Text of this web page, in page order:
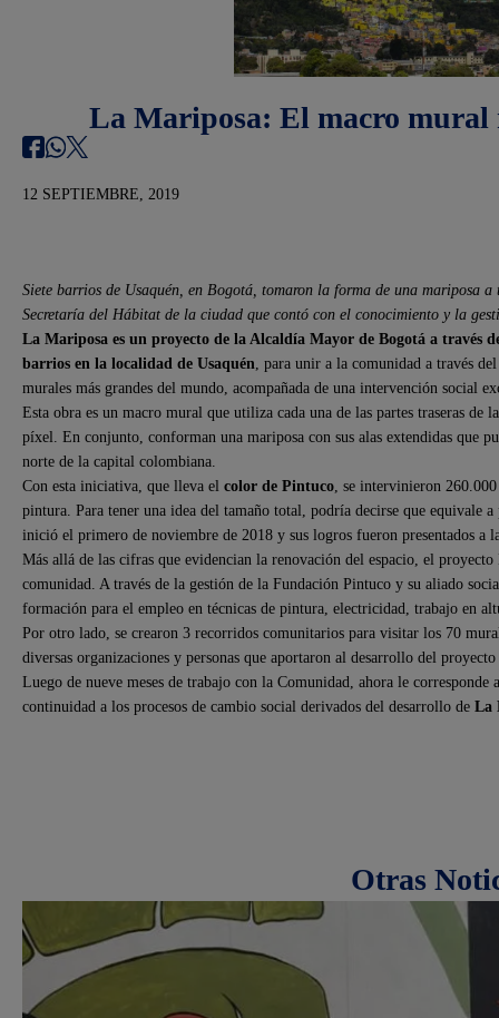
La Mariposa: El macro mural
12 SEPTIEMBRE, 2019
Siete barrios de Usaquén, en Bogotá, tomaron la forma de una mariposa
Secretaría del Hábitat de la ciudad que contó con el conocimiento y la
La Mariposa es un proyecto de la Alcaldía Mayor de Bogotá a través
barrios en la localidad de Usaquén , para unir a la comunidad a través
murales más grandes del mundo, acompañada de una intervención social
Esta obra es un macro mural que utiliza cada una de las partes traseras
píxel. En conjunto, conforman una mariposa con sus alas extendidas que
norte de la capital colombiana.
Con esta iniciativa, que lleva el color de Pintuco , se intervinieron
pintura. Para tener una idea del tamaño total, podría decirse que equivale
inició el primero de noviembre de 2018 y sus logros fueron presentados a
Más allá de las cifras que evidencian la renovación del espacio, el
comunidad. A través de la gestión de la Fundación Pintuco y su aliado
formación para el empleo en técnicas de pintura, electricidad, trabajo en
Por otro lado, se crearon 3 recorridos comunitarios para visitar los 70
diversas organizaciones y personas que aportaron al desarrollo del
Luego de nueve meses de trabajo con la Comunidad, ahora le
continuidad a los procesos de cambio social derivados del desarrollo de La
Otras